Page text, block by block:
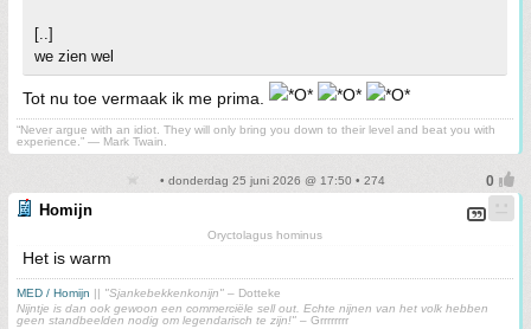
[..]
we zien wel
Tot nu toe vermaak ik me prima.
“Never argue with an idiot. They will only bring you down to their level and beat you with
experience.” ― Mark Twain.
• donderdag 25 juni 2026 @ 17:50 • 274
Homijn
Oryctolagus hominus
Het is warm
MED / Homijn "Sjankebekkenkonijn" – Dotteke
Nijntje is dan ook gewoon een commerciële sell out. Echte nijnen van het volk hebben
geen standbeelden nodig om legendarisch te zijn!" – Grrrrrrrr